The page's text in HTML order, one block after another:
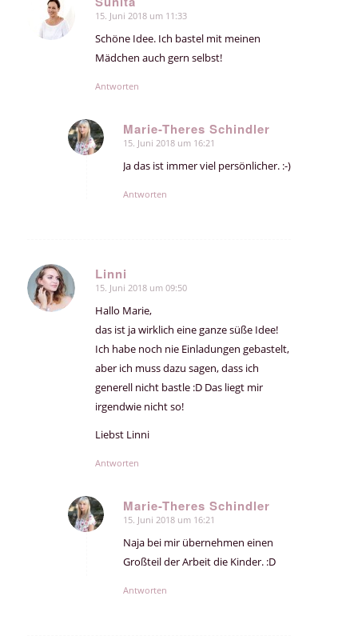
sagte:
15. Juni 2018 um 11:33
Schöne Idee. Ich bastel mit meinen
Mädchen auch gern selbst!
Antworten
Marie-Theres Schindler
sagte:
15. Juni 2018 um 16:21
Ja das ist immer viel persönlicher. :-)
Antworten
Linni
sagte:
15. Juni 2018 um 09:50
Hallo Marie,
das ist ja wirklich eine ganze süße Idee!
Ich habe noch nie Einladungen gebastelt,
aber ich muss dazu sagen, dass ich
generell nicht bastle :D Das liegt mir
irgendwie nicht so!
Liebst Linni
Antworten
Marie-Theres Schindler
sagte:
15. Juni 2018 um 16:21
Naja bei mir übernehmen einen
Großteil der Arbeit die Kinder. :D
Antworten